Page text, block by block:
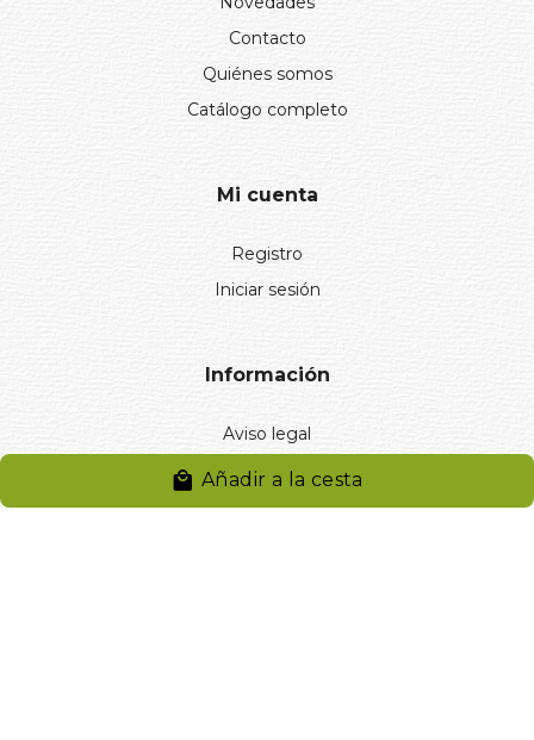
Añadir a la cesta
Contacto
Quiénes somos
Catálogo completo
Mi cuenta
Registro
Iniciar sesión
Información
Aviso legal
Política de privacidad
Entregas y devoluciones